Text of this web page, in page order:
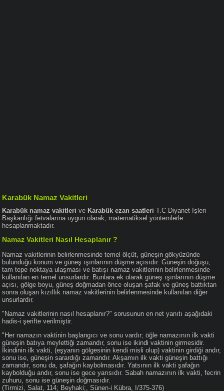
Karabük Namaz Vakitleri
Karabük namaz vakitleri ve Karabük ezan saatleri T.C Diyanet İşleri
Başkanlığı fetvalarına uygun olarak, matematiksel yöntemlerle
hesaplanmaktadır.
Namaz Vakitleri Nasıl Hesaplanır ?
Namaz vakitlerinin belirlenmesinde temel ölçüt, güneşin gökyüzünde
bulunduğu konum ve güneş ışınlarının düşme açısıdır. Güneşin doğuşu,
tam tepe noktaya ulaşması ve batışı namaz vakitlerinin belirlenmesinde
kullanılan en temel unsurlardır. Bunlara ek olarak güneş ışınlarının düşme
açısı, gölge boyu, güneş doğmadan önce oluşan şafak ve güneş battıktan
sonra oluşan kızıllık namaz vakitlerinin belirlenmesinde kullanılan diğer
unsurlardır.
"Namaz vakitlerinin nasıl hesaplanır?" sorusunun en net yanıtı aşağıdaki
hadis-i şerifte verilmiştir.
"Her namazın vaktinin başlangıcı ve sonu vardır; öğle namazının ilk vakti
güneşin batıya meylettiği zamandır, sonu ise ikindi vaktinin girmesidir.
İkindinin ilk vakti, (eşyanın gölgesinin kendi misli olup) vaktinin girdiği andır,
sonu ise, güneşin sarardığı zamandır. Akşamın ilk vakti güneşin battığı
zamandır, sonu da, şafağın kaybolmasıdır. Yatsının ilk vakti şafağın
kaybolduğu andır, sonu ise gece yarısıdır. Sabah namazının ilk vakti, fecrin
zuhuru, sonu ise güneşin doğmasıdır.
(Tirmizi, Salat, 114; Beyhaki;, Sünen-i Kübra, I/375-376)